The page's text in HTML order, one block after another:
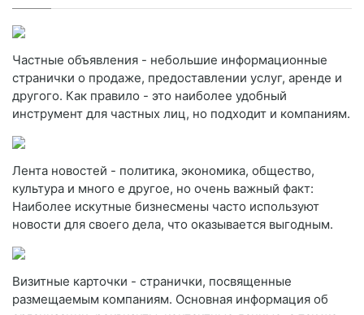
Частные объявления - небольшие информационные
странички о продаже, предоставлении услуг, аренде и
другого. Как правило - это наиболее удобный
инструмент для частных лиц, но подходит и компаниям.
Лента новостей - политика, экономика, общество,
культура и много е другое, но очень важный факт:
Наиболее искутные бизнесмены часто используют
новости для своего дела, что оказывается выгодным.
Визитные карточки - странички, посвященные
размещаемым компаниям. Основная информация об